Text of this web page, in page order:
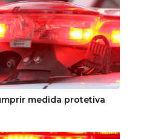
medida protetiva